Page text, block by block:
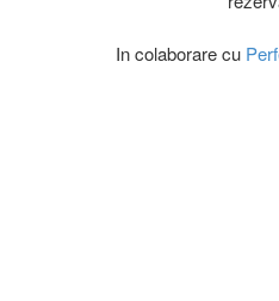
In colaborare cu